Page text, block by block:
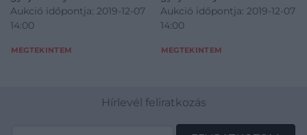
Aukció időpontja: 2019-12-07
14:00
MEGTEKINTEM
Aukció időpontja: 2019-12-07
14:00
MEGTEKINTEM
Hírlevél feliratkozás